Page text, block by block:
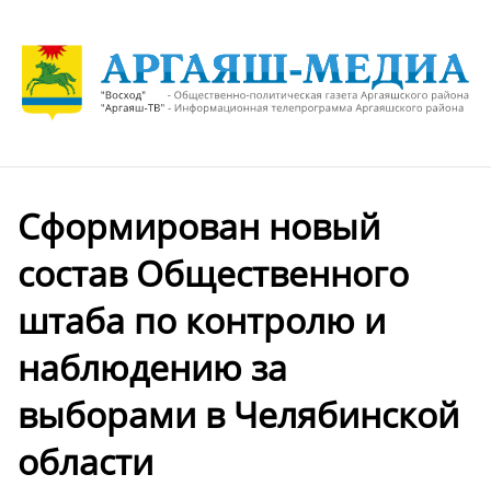
Сформирован новый
состав Общественного
штаба по контролю и
наблюдению за
выборами в Челябинской
области